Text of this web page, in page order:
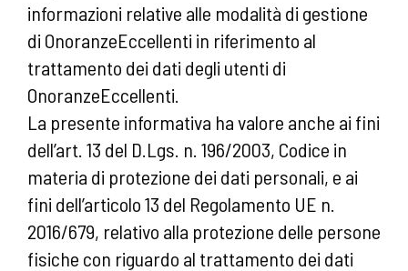
informazioni relative alle modalità di gestione
di OnoranzeEccellenti in riferimento al
trattamento dei dati degli utenti di
OnoranzeEccellenti.
La presente informativa ha valore anche ai fini
dell’art. 13 del D.Lgs. n. 196/2003, Codice in
materia di protezione dei dati personali, e ai
fini dell’articolo 13 del Regolamento UE n.
2016/679, relativo alla protezione delle persone
fisiche con riguardo al trattamento dei dati